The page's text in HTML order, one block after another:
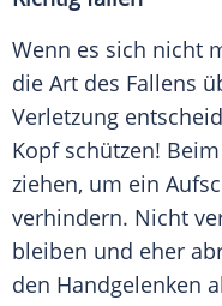
Wenn es sich nicht
die Art des Fallens
Verletzung
Kopf schützen!
ziehen, um ein
verhindern. Nicht
bleiben und eher
den Handgelenken